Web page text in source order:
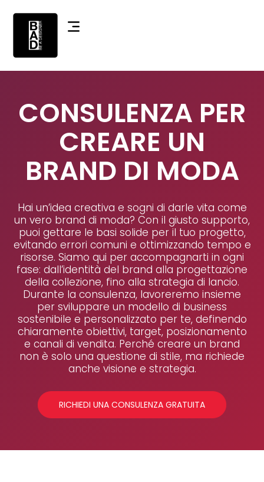
CONSULENZA PER
CREARE UN
BRAND DI MODA
Hai un’idea creativa e sogni di darle vita come
un vero brand di moda? Con il giusto supporto,
puoi gettare le basi solide per il tuo progetto,
evitando errori comuni e ottimizzando tempo e
risorse. Siamo qui per accompagnarti in ogni
fase: dall’identità del brand alla progettazione
della collezione, fino alla strategia di lancio.
Durante la consulenza, lavoreremo insieme
per sviluppare un modello di business
sostenibile e personalizzato per te, definendo
chiaramente obiettivi, target, posizionamento
e canali di vendita. Perché creare un brand
non è solo una questione di stile, ma richiede
anche visione e strategia.
RICHIEDI UNA CONSULENZA GRATUITA